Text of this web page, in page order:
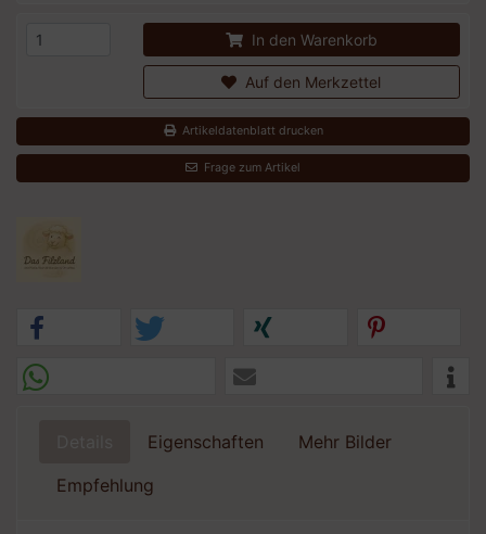
In den Warenkorb
Auf den Merkzettel
Artikeldatenblatt drucken
Frage zum Artikel
Eigenschaften
Mehr Bilder
Empfehlung